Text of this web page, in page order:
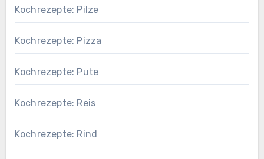
Kochrezepte: Pilze
Kochrezepte: Pizza
Kochrezepte: Pute
Kochrezepte: Reis
Kochrezepte: Rind